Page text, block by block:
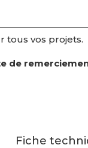
tous vos projets.
de
Fiche